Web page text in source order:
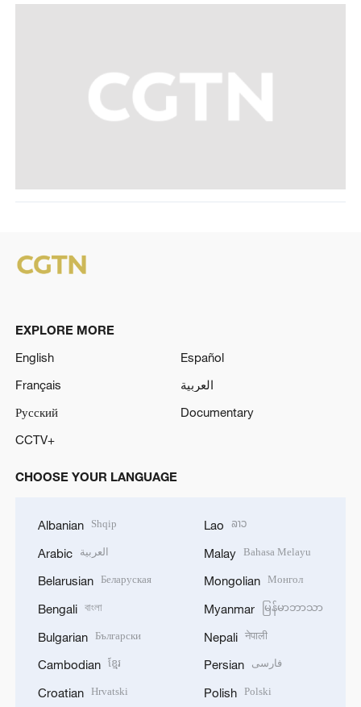
EXPLORE MORE
English
Español
Français
العربية
Русский
Documentary
CCTV+
CHOOSE YOUR LANGUAGE
Albanian Shqip
Arabic العربية
Belarusian Беларуская
Bengali বাংলা
Bulgarian Български
Cambodian ខ្មែរ
Croatian Hrvatski
Lao ລາວ
Malay Bahasa Melayu
Mongolian Монгол
Myanmar မြန်မာဘာသာ
Nepali नेपाली
Persian فارسی
Polish Polski